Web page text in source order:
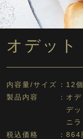
オデッ
内容量/サイズ
12
製品内容
オ
デ
ニ
税込価格
864